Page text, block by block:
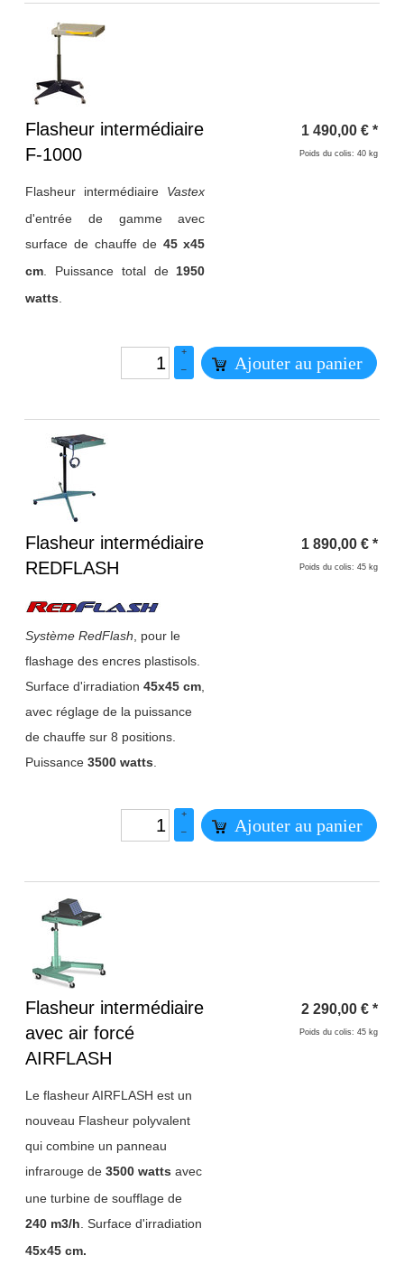
Titre 1
Flasheur intermédiaire
F-1000
Flasheur intermédiaire Vastex
d'entrée de gamme avec
surface de chauffe de 45 x45
cm . Puissance total de 1950
watts
1 490,00 € *
Poids du colis: 40 kg
+
–
Ajouter au panier
Titre 1
Flasheur intermédiaire
REDFLASH
Système RedFlash , pour le
flashage des encres plastisols.
Surface d'irradiation45x45 cm
avec réglage de la puissance
de chauffe sur 8 positions.
Puissance3500 watts
1 890,00 € *
Poids du colis: 45 kg
+
–
Ajouter au panier
Titre 1
Flasheur intermédiaire
avec air forcé
AIRFLASH
Le flasheur AIRFLASH est un
nouveau Flasheur polyvalent
qui combine un panneau
infrarouge de3500 watts avec
une turbine de soufflage de
240 m3/h . Surface d'irradiation
45x45 cm.
2 290,00 € *
Poids du colis: 45 kg